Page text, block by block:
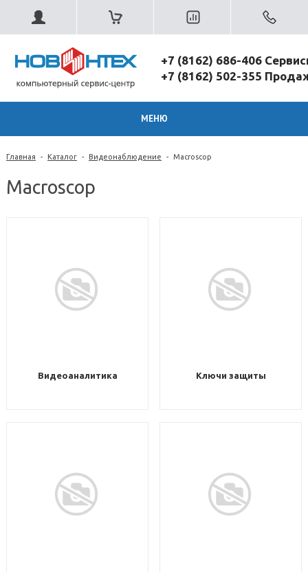
+7 (8162) 686-406
+7 (8162) 502-355
МЕНЮ
Главная - Каталог - Видеонаблюдение - Macroscop
Macroscop
Видеоаналитика Ключи защиты